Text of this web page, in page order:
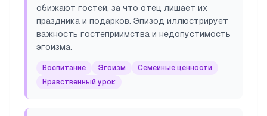
обижают гостей, за что отец лишает их
праздника и подарков. Эпизод иллюстрирует
важность гостеприимства и недопустимость
эгоизма.
Воспитание Эгоизм
Семейные ценности
Нравственный урок